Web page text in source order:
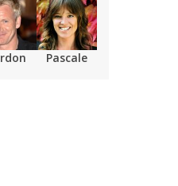
Pascale